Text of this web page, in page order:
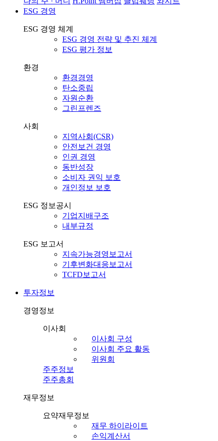
ESG 경영
ESG 경영 체계
ESG 경영 전략 및 추진 체계
ESG 평가 정보
환경
환경경영
탄소중립
자원순환
그린프렌즈
사회
지역사회(CSR)
안전보건 경영
인권 경영
동반성장
소비자 권익 보호
개인정보 보호
ESG 정보공시
기업지배구조
내부규정
ESG 보고서
지속가능경영보고서
기후변화대응보고서
TCFD보고서
투자정보
경영정보
이사회
이사회 구성
이사회 주요 활동
위원회
주주정보
주주총회
재무정보
요약재무정보
재무 하이라이트
손익계산서